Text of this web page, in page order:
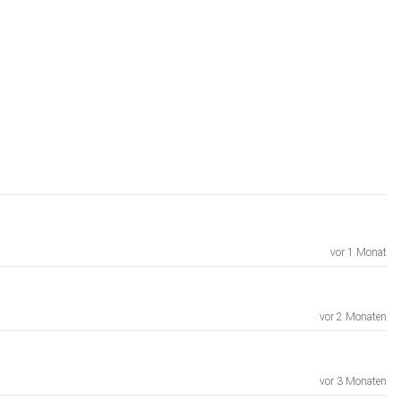
vor 1 Monat
vor 2 Monaten
vor 3 Monaten